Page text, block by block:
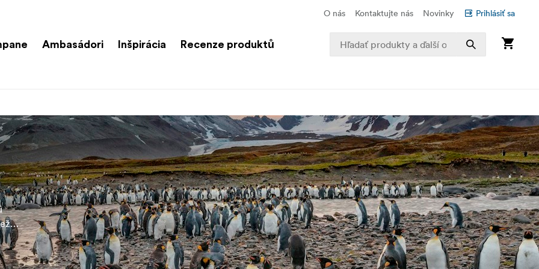
O nás Kontaktujte nás Novinky Prihlásiť sa
Ambasádori Inšpirácia Recenze produktů
pro